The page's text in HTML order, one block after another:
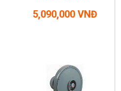
5,090,000 VNĐ